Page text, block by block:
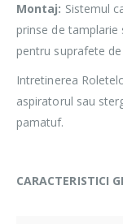
Montaj: Sistemul
prinse de
pentru suprafete
Intretinerea
aspiratorul sau
pamatuf.
CARACTERISTICI